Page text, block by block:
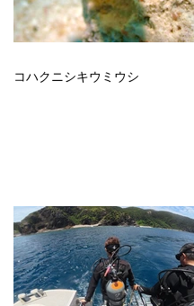
コハクニシキウミウシ